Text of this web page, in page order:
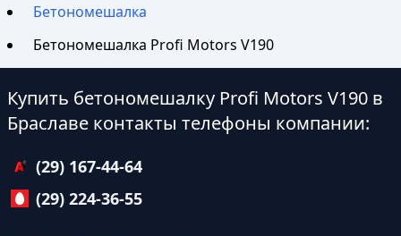
Бетономешалка
Бетономешалка Profi Motors V190
Купить бетономешалку Profi Motors V190 в
Браславе контакты телефоны компании:
(29) 167-44-64
(29) 224-36-55